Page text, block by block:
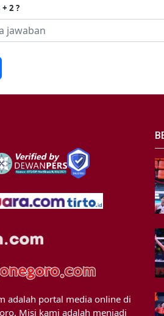
2 ?
adalah portal media online di
Misi kami adalah menjadi